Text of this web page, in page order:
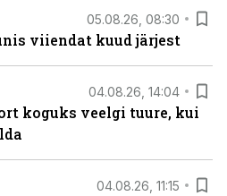
05.08.26, 08:30
viiendat kuud järjest
04.08.26, 14:04
koguks veelgi tuure, kui
04.08.26, 11:15